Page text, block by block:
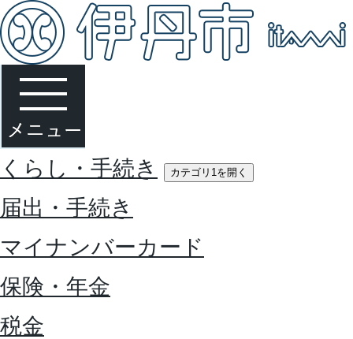
くらし・手続き カテゴリ1を開く
届出・手続き
マイナンバーカード
保険・年金
税金